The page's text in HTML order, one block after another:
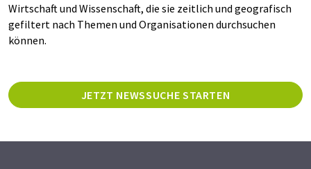
Wirtschaft und Wissenschaft, die sie zeitlich und geografisch
gefiltert nach Themen und Organisationen durchsuchen
können.
JETZT NEWSSUCHE STARTEN